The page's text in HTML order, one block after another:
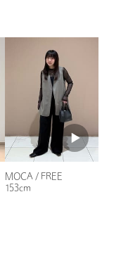
MOCA / FREE
153cm